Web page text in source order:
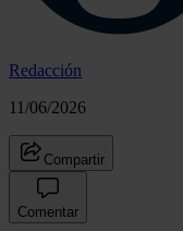
Redacción
11/06/2026
Compartir
Comentar